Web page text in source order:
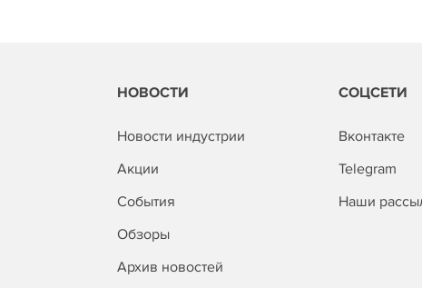
НОВОСТИ
Новости индустрии
Акции
События
Обзоры
Архив новостей
СОЦСЕТИ
Вконтакте
Telegram
Наши